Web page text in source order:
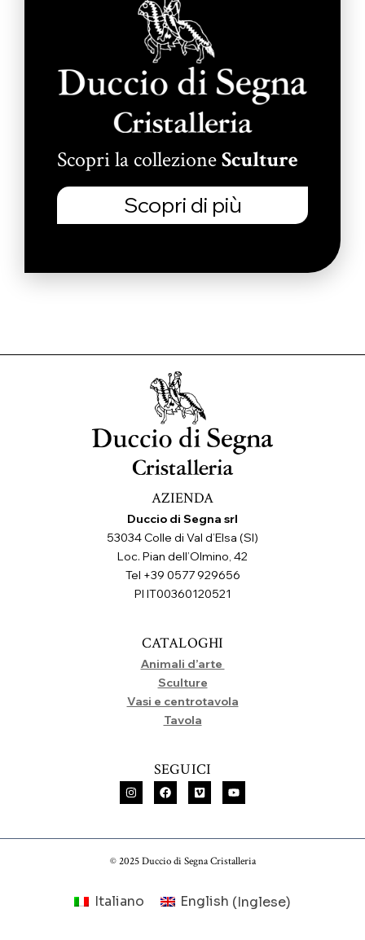
Scopri la collezioneSculture
Scopri di più
AZIENDA
Duccio di Segna srl
53034 Colle di Val d’Elsa (SI)
Loc. Pian dell’Olmino, 42
Tel +39 0577 929656
PI IT00360120521
CATALOGHI
Animali d’arte
Sculture
Vasi e centrotavola
Tavola
SEGUICI
© 2025 Duccio di Segna Cristalleria
Italiano English (Inglese)